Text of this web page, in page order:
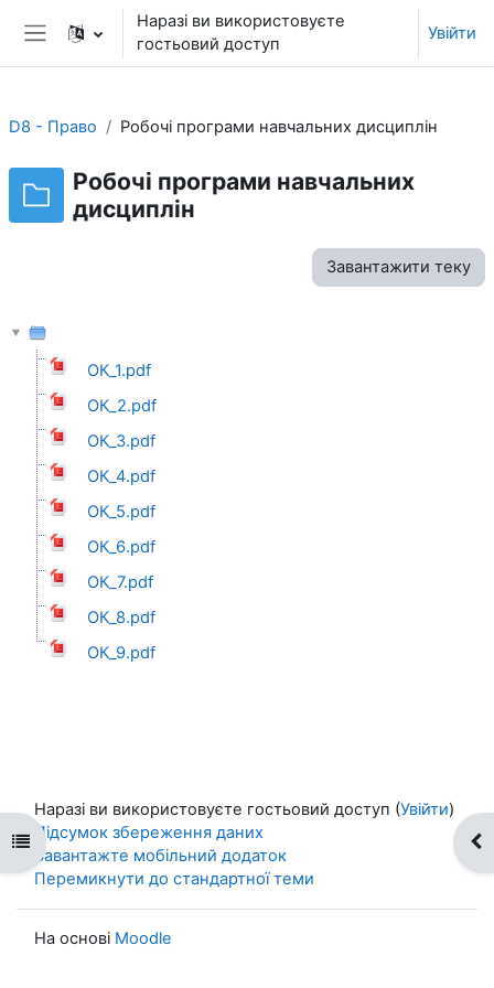
Перейти до головного вмісту
Бокова панель
Наразі ви використовуєте
гостьовий доступ
Увійти
Відкритий покажчик курсу
D8 - Право Робочі програми навчальних дисциплін
Робочі програми навчальних
дисциплін
Завантажити теку
ОК_1.pdf
ОК_2.pdf
ОК_3.pdf
ОК_4.pdf
ОК_5.pdf
ОК_6.pdf
ОК_7.pdf
ОК_8.pdf
ОК_9.pdf
Наразі ви використовуєте гостьовий доступ (Увійти)
Підсумок збереження даних
Завантажте мобільний додаток
Перемикнути до стандартної теми
На основі Moodle